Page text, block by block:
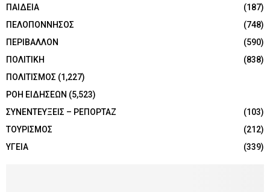
ΠΑΙΔΕΙΑ
(187)
ΠΕΛΟΠΟΝΝΗΣΟΣ
(748)
ΠΕΡΙΒΑΛΛΟΝ
(590)
ΠΟΛΙΤΙΚΗ
(838)
ΠΟΛΙΤΙΣΜΟΣ (1,227)
ΡΟΗ ΕΙΔΗΣΕΩΝ (5,523)
ΣΥΝΕΝΤΕΥΞΕΙΣ – ΡΕΠΟΡΤΑΖ
(103)
ΤΟΥΡΙΣΜΟΣ
(212)
ΥΓΕΙΑ
(339)